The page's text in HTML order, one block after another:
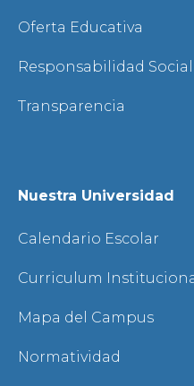
Oferta Educativa
Responsabilidad
Transparencia
Nuestra Universidad
Calendario Escolar
Curriculum
Mapa del Campus
Normatividad